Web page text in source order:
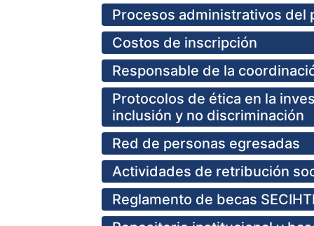
Procesos administrativos del
Costos de inscripción
Responsable de la
Protocolos de ética en la
inclusión y no discriminación
Red de personas egresadas
Actividades de retribución
Reglamento de becas